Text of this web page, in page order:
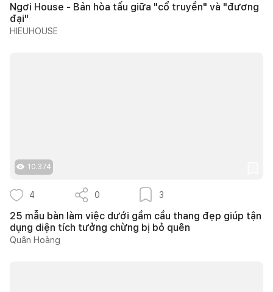
Ngơi House - Bản hòa tấu giữa "cổ truyền" và "đương
đại"
HIEUHOUSE
10.374
4 0 3
25 mẫu bàn làm việc dưới gầm cầu thang đẹp giúp tận
dụng diện tích tưởng chừng bị bỏ quên
Quân Hoàng